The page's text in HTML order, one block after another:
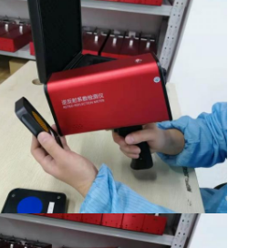
اتصل بنا
الحالات
مقياس العاكس الرجعي
مقياس انعكاس انعكاس الرصيف